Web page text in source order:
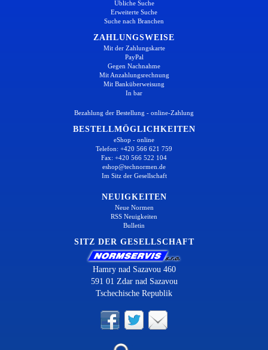
Übliche Suche
Erweiterte Suche
Suche nach Branchen
ZAHLUNGSWEISE
Mit der Zahlungskarte
PayPal
Gegen Nachnahme
Mit Anzahlungsrechnung
Mit Banküberweisung
In bar
Bezahlung der Bestellung - online-Zahlung
BESTELLMÖGLICHKEITEN
eShop - online
Telefon: +420 566 621 759
Fax: +420 566 522 104
eshop@technormen.de
Im Sitz der Gesellschaft
NEUIGKEITEN
Neue Normen
RSS Neuigkeiten
Bulletin
SITZ DER GESELLSCHAFT
Hamry nad Sazavou 460
591 01 Zdar nad Sazavou
Tschechische Republik